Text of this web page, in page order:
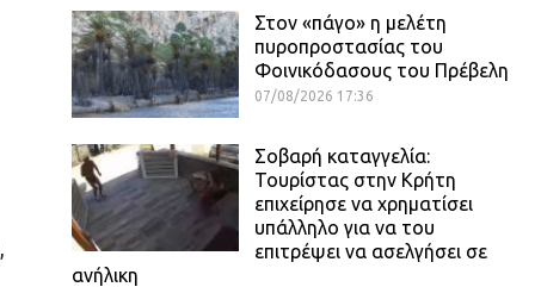
Στον «πάγο» η μελέτη
πυροπροστασίας του
Φοινικόδασους του Πρέβελη
07/08/2026 17:36
Σοβαρή καταγγελία:
Τουρίστας στην Κρήτη
επιχείρησε να χρηματίσει
υπάλληλο για να του
επιτρέψει να ασελγήσει σε
ανήλικη